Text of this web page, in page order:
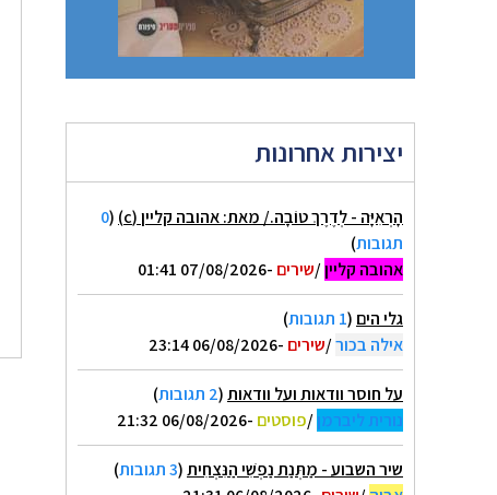
יצירות אחרונות
הָרְאִיָּה - לְדֶרֶךְ טוֹבָה./ מאת: אהובה קליין (c) (
0
תגובות)
אהובה קליין/שירים -07/08/2026 01:41
גלי הים (1 תגובות
)
אילה בכור/שירים -06/08/2026 23:14
על חוסר וודאות ועל וודאות(2 תגובות
)
נורית ליברמן/פוסטים -06/08/2026 21:32
שיר השבוע - מַתְּנַת נַפְשִׁי הַנִּצְחִית(3 תגובות
)